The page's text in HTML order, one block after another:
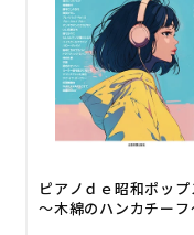
ピアノｄｅ昭和ポッ
～木綿のハンカチーフ